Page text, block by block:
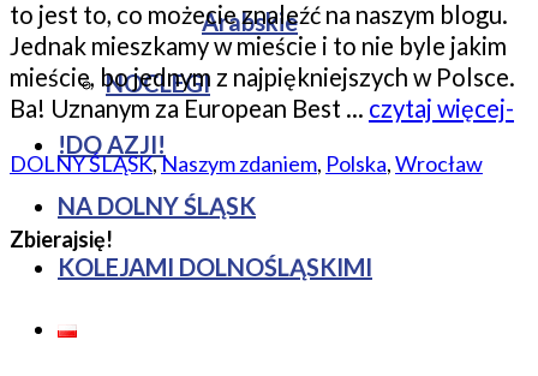
Arabskie
NOCLEGI
!DO AZJI!
NA DOLNY ŚLĄSK
KOLEJAMI DOLNOŚLĄSKIMI
to jest to, co możecie znaleźć na naszym blogu.
Jednak mieszkamy w mieście i to nie byle jakim
mieście, bo jednym z najpiękniejszych w Polsce.
Ba! Uznanym za European Best … czytaj więcej-
DOLNY ŚLĄSK,Naszym zdaniem, Polska,Wrocław
Zbierajsię!